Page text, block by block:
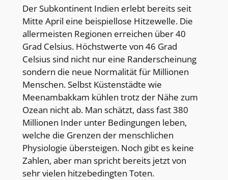
Der Subkontinent Indien erlebt bereits seit
Mitte April eine beispiellose Hitzewelle. Die
allermeisten Regionen erreichen über 40
Grad Celsius. Höchstwerte von 46 Grad
Celsius sind nicht nur eine Randerscheinung
sondern die neue Normalität für Millionen
Menschen. Selbst Küstenstädte wie
Meenambakkam kühlen trotz der Nähe zum
Ozean nicht ab. Man schätzt, dass fast 380
Millionen Inder unter Bedingungen leben,
welche die Grenzen der menschlichen
Physiologie übersteigen. Noch gibt es keine
Zahlen, aber man spricht bereits jetzt von
sehr vielen hitzebedingten Toten.